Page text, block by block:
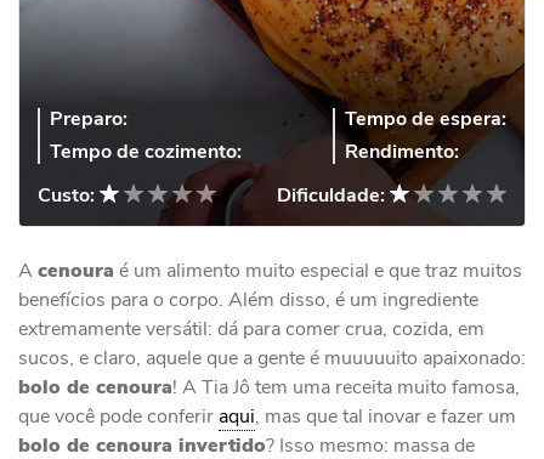
Preparo:
Tempo de cozimento:
Tempo de espera:
Rendimento:
Custo:
Dificuldade:
A cenoura é um alimento muito especial e que traz muitos
benefícios para o corpo. Além disso, é um ingrediente
extremamente versátil: dá para comer crua, cozida, em
sucos, e claro, aquele que a gente é muuuuuito apaixonado:
bolo de cenoura! A Tia Jô tem uma receita muito famosa,
que você pode conferir aqui, mas que tal inovar e fazer um
bolo de cenoura invertido? Isso mesmo: massa de